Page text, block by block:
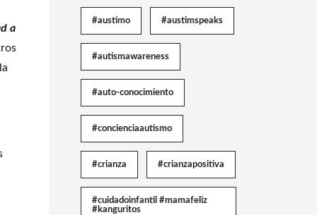
a
#austimo #austimspeaks
#autismawareness
#auto-conocimiento
#concienciaautismo
#crianza #crianzapositiva
#cuidadoinfantil #mamafeliz
#kanguritos